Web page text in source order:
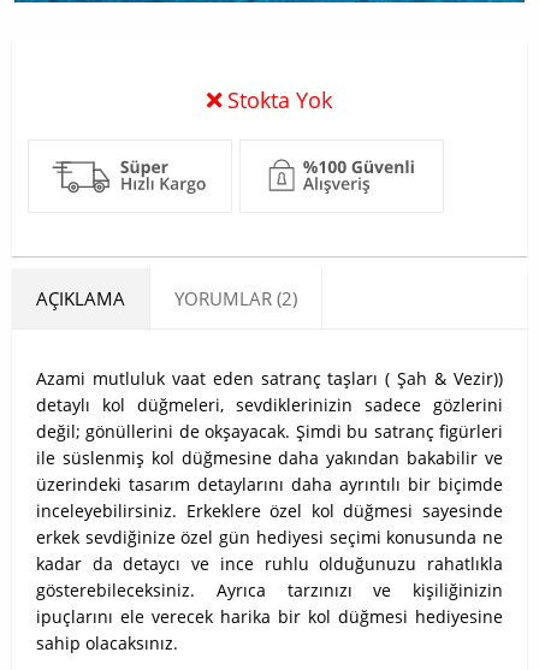
Stokta Yok
AÇIKLAMA YORUMLAR (2)
Azami mutluluk vaat eden satranç taşları ( Şah & Vezir))
detaylı kol düğmeleri, sevdiklerinizin sadece gözlerini
değil; gönüllerini de okşayacak. Şimdi bu satranç figürleri
ile süslenmiş kol düğmesine daha yakından bakabilir ve
üzerindeki tasarım detaylarını daha ayrıntılı bir biçimde
inceleyebilirsiniz. Erkeklere özel kol düğmesi sayesinde
erkek sevdiğinize özel gün hediyesi seçimi konusunda ne
kadar da detaycı ve ince ruhlu olduğunuzu rahatlıkla
gösterebileceksiniz. Ayrıca tarzınızı ve kişiliğinizin
ipuçlarını ele verecek harika bir kol düğmesi hediyesine
sahip olacaksınız.